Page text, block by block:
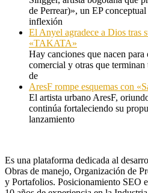
de Perrear)», un EP
inflexión
El Anyel agradece a Dios tras
«TAKATA»
Hay canciones que nacen
comercial y otras que
de
AresF rompe esquemas con
El artista urbano AresF,
continúa fortaleciendo su
lanzamiento
Es una plataforma dedicada al
Obras de manejo, Organización de
y Portafolios. Posicionamiento SEO